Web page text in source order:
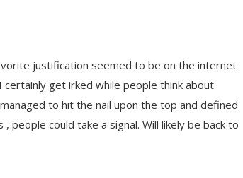
justification seemed to be on the internet
get irked while people think about
to hit the nail upon the top and defined
could take a signal. Will likely be back to